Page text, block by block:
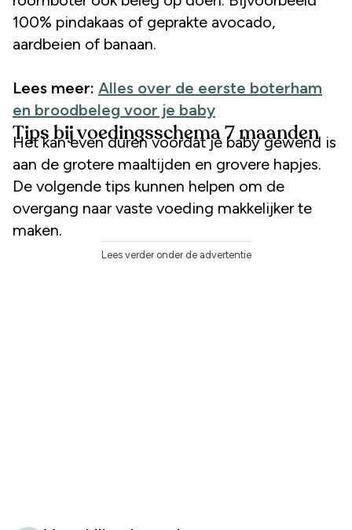
100% pindakaas of geprakte avocado,
aardbeien of banaan.
Lees meer: Alles over de eerste boterham
en broodbeleg voor je baby
Tips bij voedingsschema 7 maanden
Het kan even duren voordat je baby gewend is
aan de grotere maaltijden en grovere hapjes.
De volgende tips kunnen helpen om de
overgang naar vaste voeding makkelijker te
maken.
Lees verder onder de advertentie